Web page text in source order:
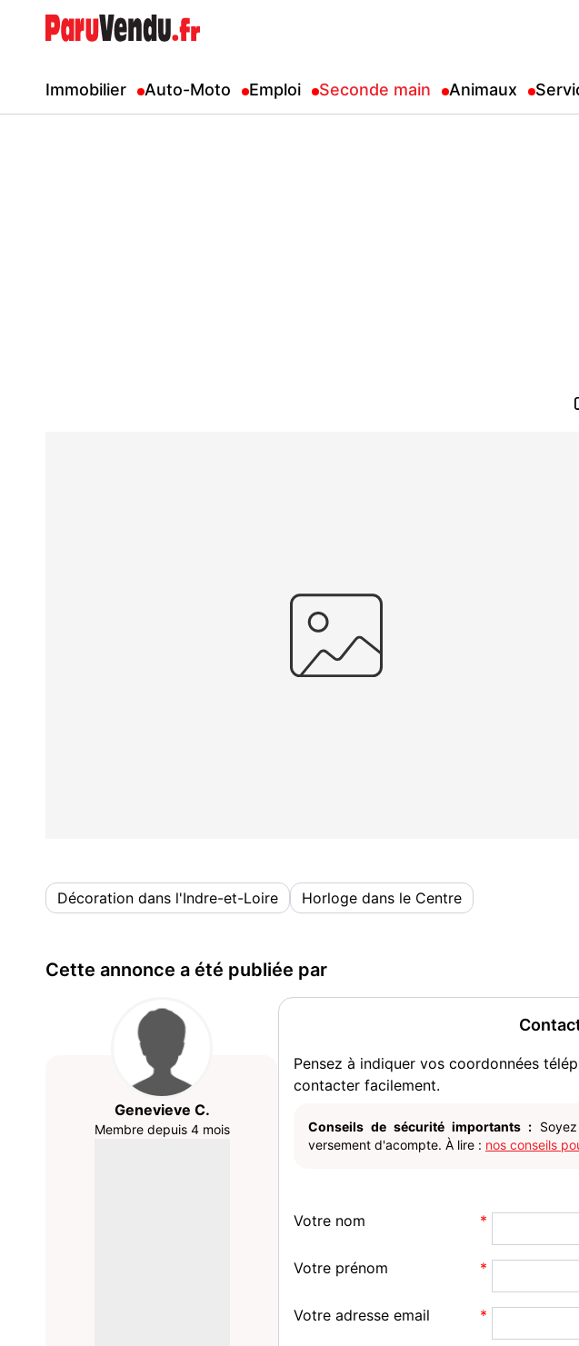
Immobilier Auto-Moto Emploi Seconde main Animaux
Décoration dans l'Indre-et-Loire Horloge dans le Centre
Cette annonce a été publiée par
Genevieve C.
Membre depuis 4 mois
Pensez à indiquer vos coordonnées
contacter facilement.
Conseils de sécurité importants :
versement d'acompte. À lire : nos conseils
Votre nom
Votre prénom
Votre adresse email